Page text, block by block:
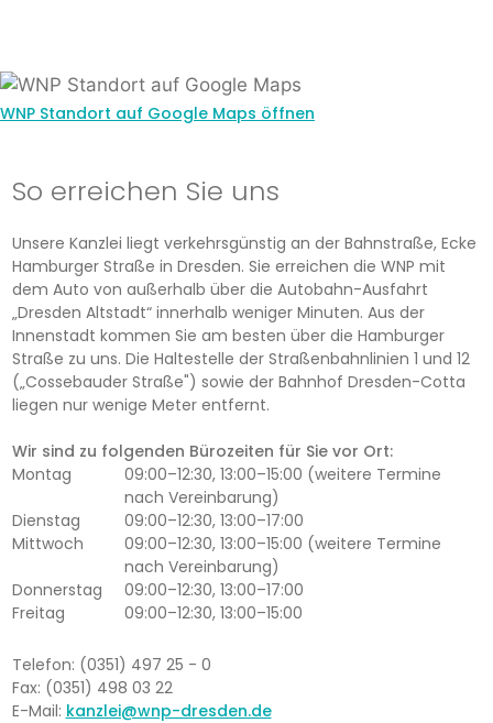
WNP Standort auf Google Maps öffnen
So erreichen Sie uns
Unsere Kanzlei liegt verkehrsgünstig an der Bahnstraße, Ecke
Hamburger Straße in Dresden. Sie erreichen die WNP mit
dem Auto von außerhalb über die Autobahn-Ausfahrt
„Dresden Altstadt“ innerhalb weniger Minuten. Aus der
Innenstadt kommen Sie am besten über die Hamburger
Straße zu uns. Die Haltestelle der Straßenbahnlinien 1 und 12
(„Cossebauder Straße") sowie der Bahnhof Dresden-Cotta
liegen nur wenige Meter entfernt.
Wir sind zu folgenden Bürozeiten für Sie vor Ort:
Montag
09:00–12:30, 13:00–15:00 (weitere Termine
nach Vereinbarung)
Dienstag
09:00–12:30, 13:00–17:00
Mittwoch
09:00–12:30, 13:00–15:00 (weitere Termine
nach Vereinbarung)
Donnerstag
09:00–12:30, 13:00–17:00
Freitag
09:00–12:30, 13:00–15:00
Telefon: (0351) 497 25 - 0
Fax: (0351) 498 03 22
E-Mail: kanzlei@wnp-dresden.de